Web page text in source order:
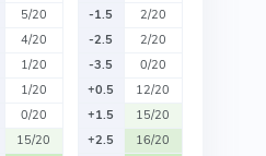
5/20
4/20
1/20
1/20
0/20
15/20
-1.5
2/20
-2.5
2/20
-3.5
0/20
+0.5
12/20
+1.5
15/20
+2.5
16/20